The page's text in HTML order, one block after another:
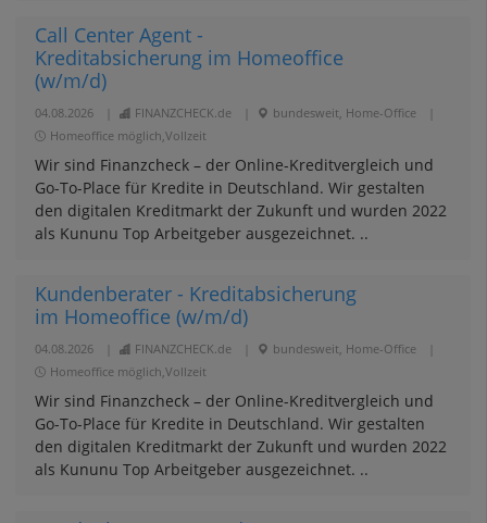
Call Center Agent -
Kreditabsicherung im Homeoffice
(w/m/d)
04.08.2026 FINANZCHECK.de bundesweit, Home-Office
Homeoffice möglich,Vollzeit
Wir sind Finanzcheck – der Online-Kreditvergleich und
Go-To-Place für Kredite in Deutschland. Wir gestalten
den digitalen Kreditmarkt der Zukunft und wurden 2022
als Kununu Top Arbeitgeber ausgezeichnet. ..
Kundenberater - Kreditabsicherung
im Homeoffice (w/m/d)
04.08.2026 FINANZCHECK.de bundesweit, Home-Office
Homeoffice möglich,Vollzeit
Wir sind Finanzcheck – der Online-Kreditvergleich und
Go-To-Place für Kredite in Deutschland. Wir gestalten
den digitalen Kreditmarkt der Zukunft und wurden 2022
als Kununu Top Arbeitgeber ausgezeichnet. ..